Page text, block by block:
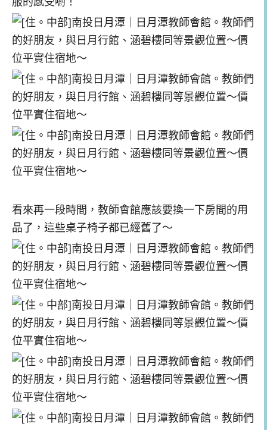
看來再一段時間，教師會館應該要換一下房間的用
品了，這些桌子椅子都已經舊了～